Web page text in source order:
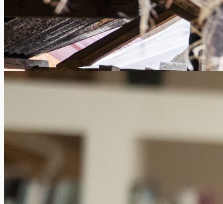
Loger chez l’habitant en voyage
vacances (hôtel, location, camping…), certains voyageurs
choisissent de loger chez l’habitant. Quels...